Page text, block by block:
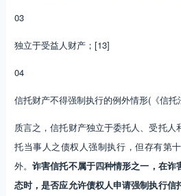
03
独立于受益人财产；[13]
04
信托财产不得强制执行的例外情形(《信托
质言之，信托财产独立于委托人、受托
托当事人之债权人强制执行，但存有第
外。诈害信托不属于四种情形之一，在诈
态时，是否应允许债权人申请强制执行信